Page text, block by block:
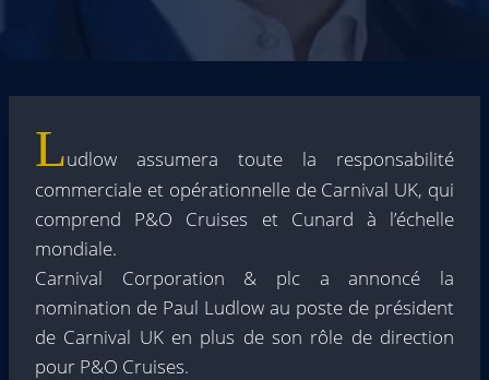
Ludlow assumera toute la responsabilité
commerciale et opérationnelle de Carnival UK, qui
comprend P&O Cruises et Cunard à l’échelle
mondiale.
Carnival Corporation & plc a annoncé la
nomination de Paul Ludlow au poste de président
de Carnival UK en plus de son rôle de direction
pour P&O Cruises.